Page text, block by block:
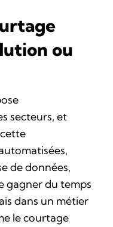
ou
secteurs, et
de données,
gagner du temps
dans un métier
le courtage